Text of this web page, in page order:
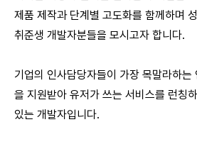
제품 제작과 단계별 고도화를 함께하며
취준생 개발자분들을 모시고자 합니다.
기업의 인사담당자들이 가장 목말라하는
을 지원받아 유저가 쓰는 서비스를 런칭
있는 개발자입니다.